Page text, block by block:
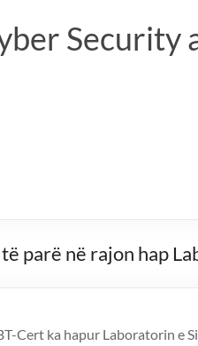
Security
parë në rajon hap
Cert ka hapur Laboratorin e